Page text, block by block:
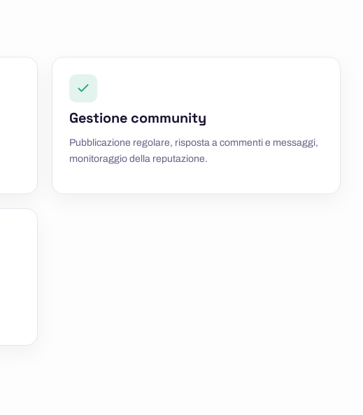
Gestione community
Pubblicazione regolare, risposta a commenti e messaggi,
monitoraggio della reputazione.